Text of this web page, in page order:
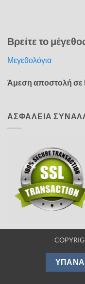
Βρείτε το
Μεγεθολόγια
Άμεση αποστολή
ΑΣΦΑΛΕΙΑ